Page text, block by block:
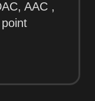
AAC ,